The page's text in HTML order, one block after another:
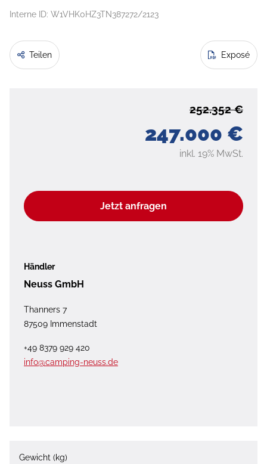
Interne ID: W1VHK0HZ3TN387272/2123
Teilen Exposé
247.000 €
252.352 €
inkl. 19% MwSt.
Jetzt anfragen
Händler
Neuss GmbH
Thanners 7
87509 Immenstadt
+49 8379 929 420
info@camping-neuss.de
Gewicht (kg)